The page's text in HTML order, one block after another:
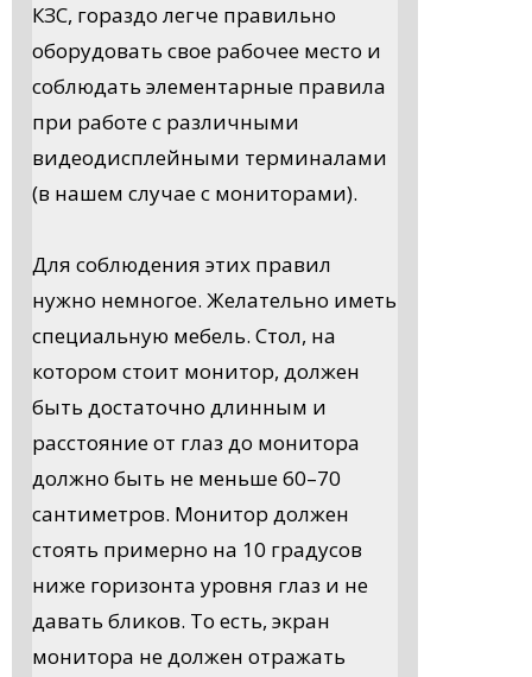
КЗС, гораздо легче правильно
оборудовать свое рабочее место и
соблюдать элементарные правила
при работе с различными
видеодисплейными терминалами
(в нашем случае с мониторами).
Для соблюдения этих правил
нужно немногое. Желательно иметь
специальную мебель. Стол, на
котором стоит монитор, должен
быть достаточно длинным и
расстояние от глаз до монитора
должно быть не меньше 60–70
сантиметров. Монитор должен
стоять примерно на 10 градусов
ниже горизонта уровня глаз и не
давать бликов. То есть, экран
монитора не должен отражать